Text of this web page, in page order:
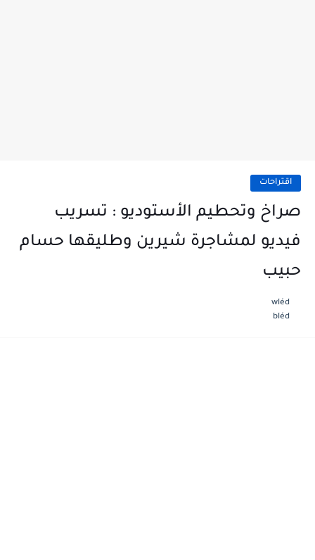
اقتراحات
صراخ وتحطيم الأستوديو : تسريب
فيديو لمشاجرة شيرين وطليقها حسام
حبيب
wléd
bléd